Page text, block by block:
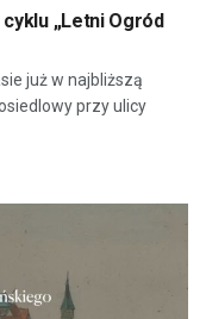
„Letni Ogród
już w najbliższą
przy ulicy